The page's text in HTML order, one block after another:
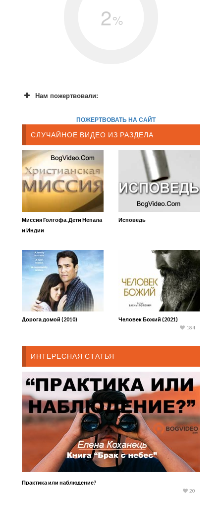
2%
Нам пожертвовали:
ПОЖЕРТВОВАТЬ НА САЙТ
СЛУЧАЙНОЕ ВИДЕО ИЗ РАЗДЕЛА
Миссия Голгофа. Дети Непала
и Индии
Исповедь
Дорога домой (2010) Человек Божий (2021)
184
ИНТЕРЕСНАЯ СТАТЬЯ
Практика или наблюдение?
20